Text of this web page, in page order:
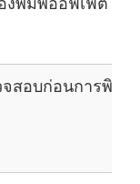
งพิมพ์ออฟเฟต เค
สอบก่อนการพิมพ์